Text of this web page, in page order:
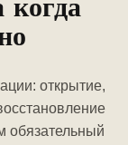
открытие,
обязательный